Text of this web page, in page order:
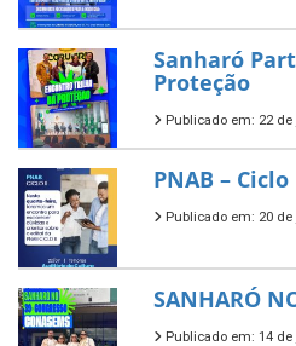
Sanharó
Proteção
Publicado em: 22
PNAB – Ciclo
Publicado em: 20
SANHARÓ
Publicado em: 14